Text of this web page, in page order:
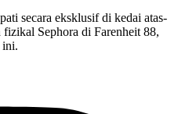
secara eksklusif di kedai atas-
fizikal Sephora di Farenheit 88,
ini.